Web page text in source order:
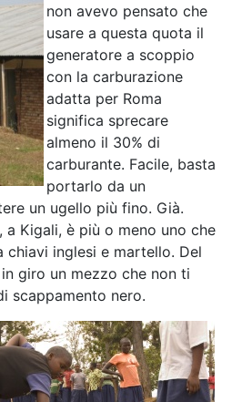
non avevo pensato che
usare a questa quota il
generatore a scoppio
con la carburazione
adatta per Roma
significa sprecare
almeno il 30% di
carburante. Facile, basta
portarlo da un
un ugello più fino. Già.
a Kigali, è più o meno uno che
chiavi inglesi e martello. Del
giro un mezzo che non ti
scappamento nero.